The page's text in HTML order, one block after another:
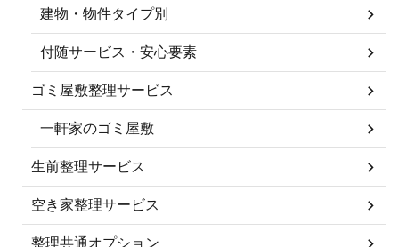
建物・物件タイプ別
付随サービス・安心要素
ゴミ屋敷整理サービス
一軒家のゴミ屋敷
生前整理サービス
空き家整理サービス
整理共通オプション